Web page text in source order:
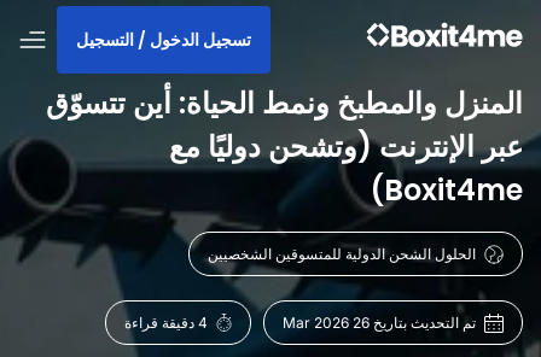
تسجيل الدخول / التسجيل
المنزل والمطبخ ونمط الحياة: أين تتسوّق
عبر الإنترنت (وتشحن دوليًا مع
Boxit4me)
الحلول الشحن الدولية للمتسوقين الشخصيين
تم التحديث بتاريخ 26 Mar 2026 4 دقيقة قراءة